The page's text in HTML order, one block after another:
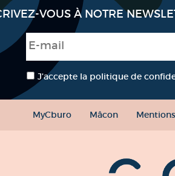
VOUS À NOTRE
E-mail
RGPD *
J’accepte la politique de
MyCburo Mâcon